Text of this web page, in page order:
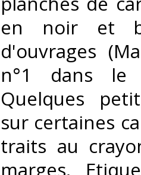
en noir et
d'ouvrages
n°1 dans le
Quelques
sur certaines
traits au
marges.